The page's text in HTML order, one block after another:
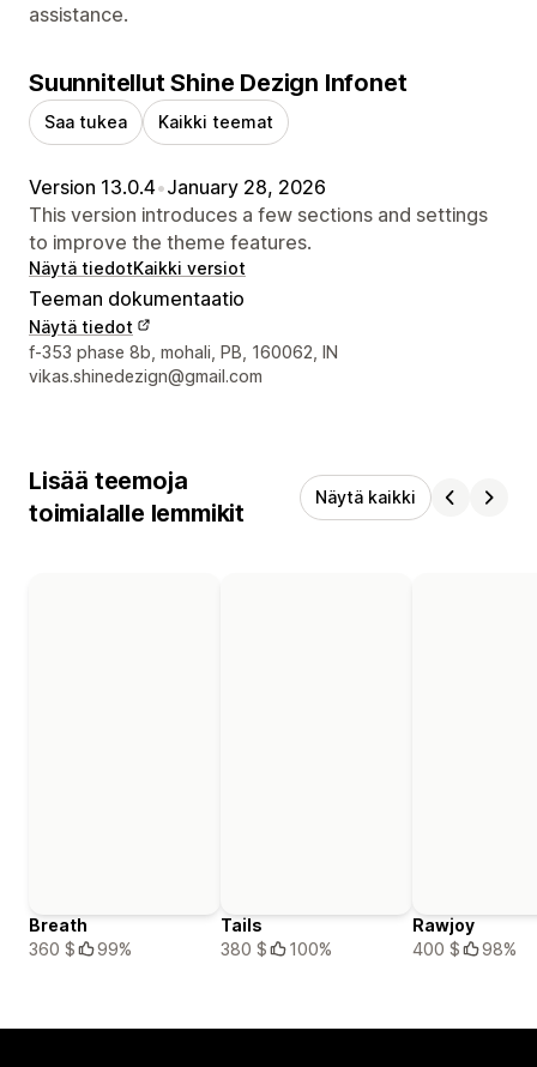
assistance.
Suunnitellut Shine Dezign Infonet
Saa tukea Kaikki teemat
Version 13.0.4•January 28, 2026
This version introduces a few sections and settings
to improve the theme features.
Näytä tiedotKaikki versiot
Teeman dokumentaatio
Näytä tiedot
Suunnittelijan yhteystiedot
f-353 phase 8b, mohali, PB, 160062, IN
vikas.shinedezign@gmail.com
Lisää teemoja
toimialalle lemmikit
Näytä kaikki
Breath
360 $
99%
Tails
380 $
100%
Rawjoy
400 $
98%